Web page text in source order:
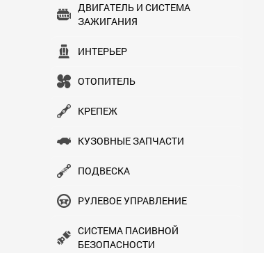
ДВИГАТЕЛЬ И СИСТЕМА
ЗАЖИГАНИЯ
ИНТЕРЬЕР
ОТОПИТЕЛЬ
КРЕПЕЖ
КУЗОВНЫЕ ЗАПЧАСТИ
ПОДВЕСКА
РУЛЕВОЕ УПРАВЛЕНИЕ
СИСТЕМА ПАСИВНОЙ
БЕЗОПАСНОСТИ